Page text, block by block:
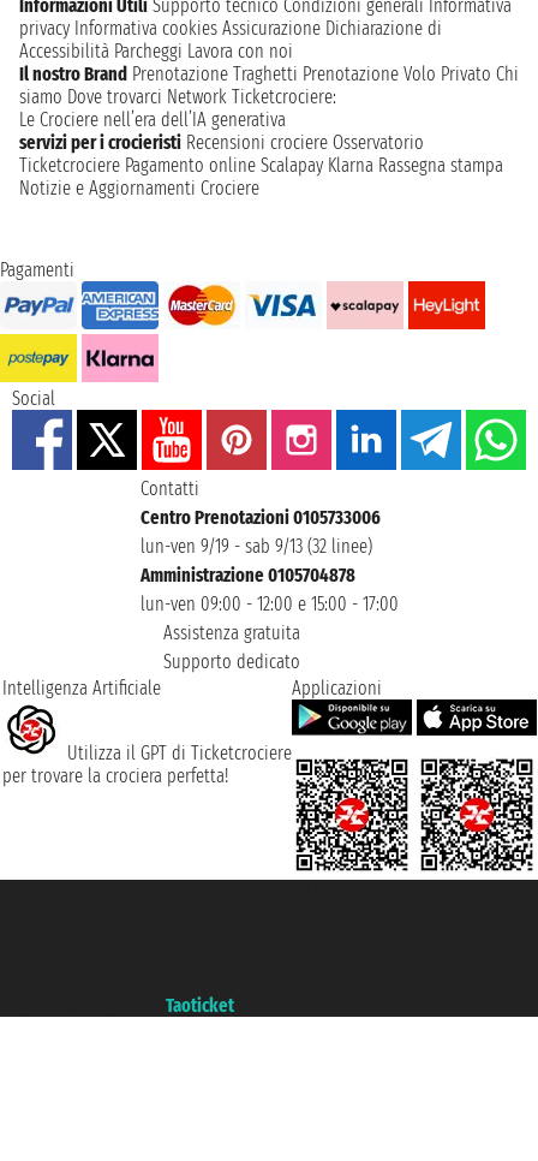
Informazioni Utili Supporto tecnico Condizioni generali Informativa
privacy Informativa cookies Assicurazione Dichiarazione di
Accessibilità Parcheggi Lavora con noi
Il nostro Brand Prenotazione Traghetti Prenotazione Volo Privato Chi
siamo Dove trovarci Network Ticketcrociere:
Le Crociere nell’era dell’IA generativa
servizi per i crocieristi Recensioni crociere Osservatorio
Ticketcrociere Pagamento online Scalapay Klarna Rassegna stampa
Notizie e Aggiornamenti Crociere
Pagamenti
Social
Contatti
Centro Prenotazioni 0105733006
lun-ven 9/19 - sab 9/13 (32 linee)
Amministrazione 0105704878
lun-ven 09:00 - 12:00 e 15:00 - 17:00
Assistenza gratuita
Supporto dedicato
Intelligenza Artificiale
Utilizza il GPT di Ticketcrociere
per trovare la crociera perfetta!
Applicazioni
Taoticket